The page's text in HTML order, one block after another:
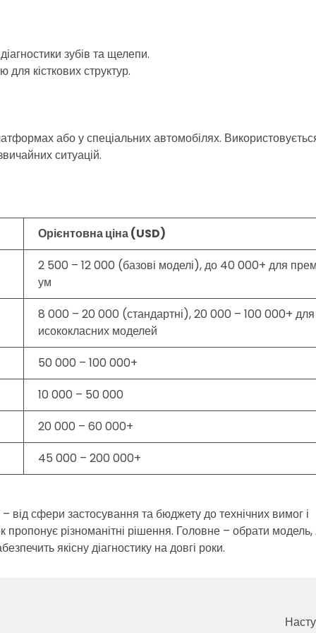
зубів та щелепи.
кісткових структур.
або у спеціальних автомобілях.
ситуацій.
Орієнтовна ціна (USD)
2 500 – 12 000 (базові моделі), до 40 000+ для
ум
8 000 – 20 000 (стандартні), 20 000 – 100 000+
исококласних моделей
50 000 – 100 000+
10 000 – 50 000
20 000 – 60 000+
45 000 – 200 000+
від сфери застосування та бюджету до технічних вимог і
пропонує різноманітні рішення. Головне – обрати модель,
якісну діагностику на довгі роки.